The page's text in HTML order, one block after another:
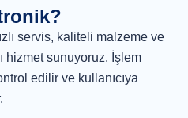
servis, kaliteli malzeme ve
hizmet sunuyoruz. İşlem
edilir ve kullanıcıya